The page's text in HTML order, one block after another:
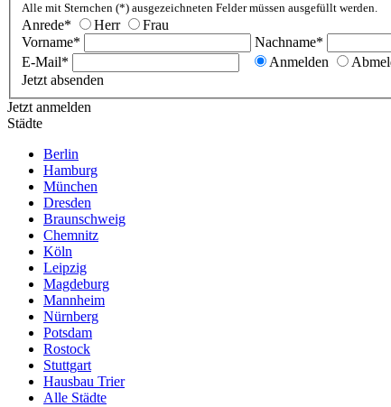
Alle mit Sternchen (*) ausgezeichneten Felder müssen ausgefüllt werden.
Anrede* Herr
Frau
Vorname*
Nachname*
E-Mail*
Anmelden
Jetzt absenden
Jetzt anmelden
Städte
Berlin
Hamburg
München
Dresden
Braunschweig
Chemnitz
Köln
Leipzig
Magdeburg
Mannheim
Nürnberg
Potsdam
Rostock
Stuttgart
Hausbau Trier
Alle Städte